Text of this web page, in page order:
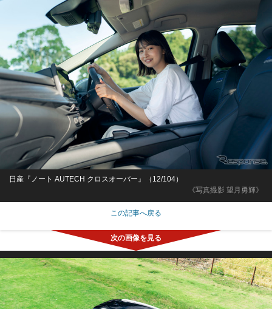
《写真撮影 望月勇輝》
日産『ノート AUTECH クロスオーバー』（12/104）
この記事へ戻る